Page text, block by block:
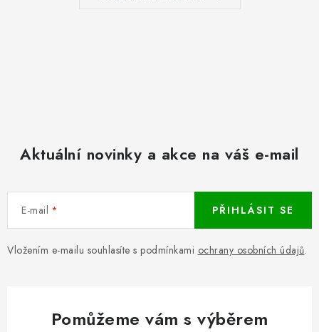
Aktuální novinky a akce na váš e-mail
E-mail
Vložením e-mailu souhlasíte s podmínkami ochrany osobních údajů.
PŘIHLÁSIT SE
Pomůžeme vám s výběrem